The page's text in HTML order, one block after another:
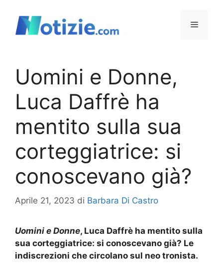
contenuto
Menu
Uomini e Donne,
Luca Daffrè ha
mentito sulla sua
corteggiatrice: si
conoscevano già?
Aprile 21, 2023 di Barbara Di Castro
Uomini e Donne, Luca Daffrè ha mentito sulla
sua corteggiatrice: si conoscevano già? Le
indiscrezioni che circolano sul neo tronista.